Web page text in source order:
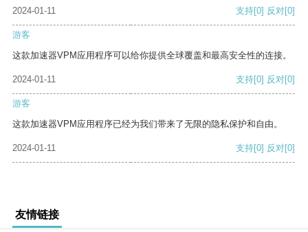
2024-01-11 支持[0] 反对[0]
游客
这款加速器VPM应用程序可以给你提供全球覆盖和最高安全性的连接。
2024-01-11 支持[0] 反对[0]
游客
这款加速器VPM应用程序已经为我们带来了无限的隐私保护和自由。
2024-01-11 支持[0] 反对[0]
友情链接